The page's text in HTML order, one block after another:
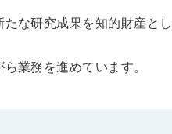
な研究成果を知的財産と
業務を進めています。